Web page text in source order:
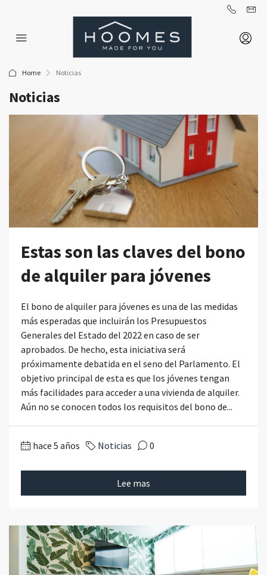
Home Noticias
Noticias
Estas son las claves del bono
de alquiler para jóvenes
El bono de alquiler para jóvenes es una de las medidas
más esperadas que incluirán los Presupuestos
Generales del Estado del 2022 en caso de ser
aprobados. De hecho, esta iniciativa será
próximamente debatida en el seno del Parlamento. El
objetivo principal de esta es que los jóvenes tengan
más facilidades para acceder a una vivienda de alquiler.
Aún no se conocen todos los requisitos del bono de...
hace 5 años Noticias 0
Lee mas